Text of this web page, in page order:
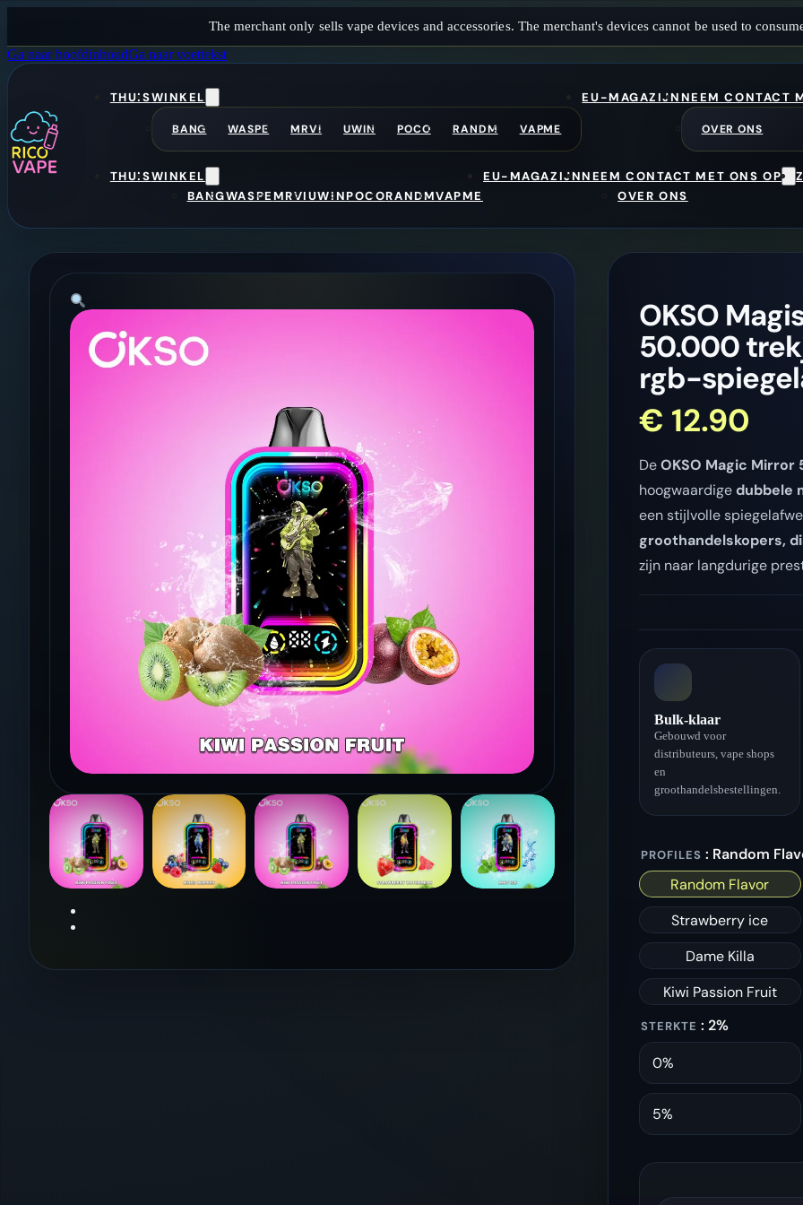
The merchant only sells vape devices and accessories. The merchant's devices cannot be used to
Ga naar hoofdinhoudGa naar voettekst
THUISWINKEL
BANG WASPE MRVI UWIN POCO RANDM VAPME
EU-MAGAZIJNNEEM CONTACT
OVER ONS
THUISWINKEL
BANGWASPEMRVIUWINPOCORANDMVAPME
EU-MAGAZIJNNEEM CONTACT MET ONS OP
OVER ONS
OKSO
50.000
rgb-
€ 12.90
DeOKSO Magic Mirror
hoogwaardigedubbele
een stijlvolle
groothandelskopers,
zijn naar langdurige
Bulk-klaar
Gebouwd voor
distributeurs, vape shops
en
groothandelsbestellingen.
PROFILES : Random
Random Flavor
Strawberry ice
Dame Killa
Kiwi Passion Fruit
STERKTE : 2%
0%
5%